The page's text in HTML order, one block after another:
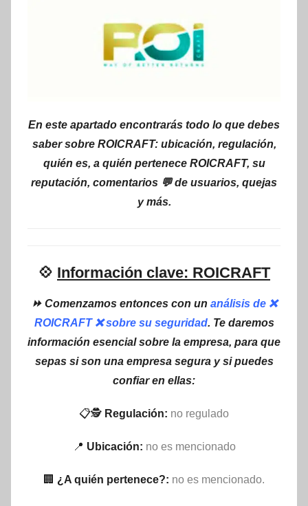
En este apartado encontrarás todo lo que debes
saber sobre ROICRAFT: ubicación, regulación,
quién es, a quién pertenece ROICRAFT, su
reputación, comentarios 💬 de usuarios, quejas
y más.
💠 Información clave: ROICRAFT
⏩ Comenzamos entonces con un análisis de ❌
ROICRAFT ❌ sobre su seguridad. Te daremos
información esencial sobre la empresa, para que
sepas si son una empresa segura y si puedes
confiar en ellas:
📋🕵 Regulación: no regulado
📍 Ubicación: no es mencionado
🏢 ¿A quién pertenece?: no es mencionado.